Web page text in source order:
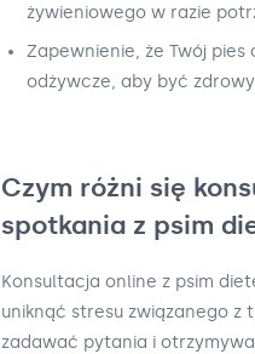
żywieniowego w razie
Zapewnienie, że Twój pies
odżywcze, aby być
Czym różni się
spotkania z psim
Konsultacja online z psim
uniknąć stresu związanego z
zadawać pytania i